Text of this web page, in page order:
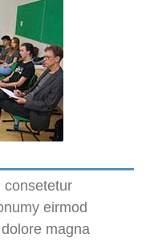
consetetur
eirmod
magna